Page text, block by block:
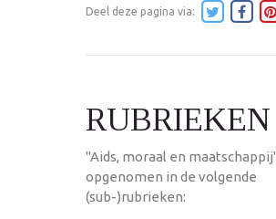
Deel deze pagina via:
RUBRIEKEN
"Aids, moraal en
opgenomen in de volgende
(sub-)rubrieken: